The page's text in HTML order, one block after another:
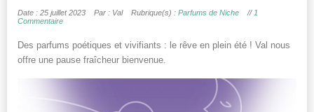
Date : 25 juillet 2023 Par : Val Rubrique(s) : Parfums de Niche //1
Commentaire
Des parfums poétiques et vivifiants : le rêve en plein été ! Val nous
offre une pause fraîcheur bienvenue.